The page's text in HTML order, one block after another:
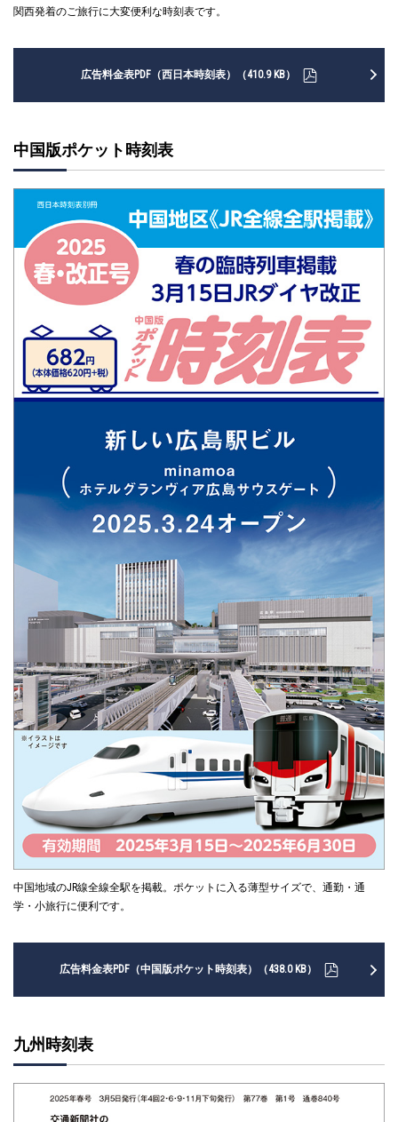
関西発着のご旅行に大変便利な時刻表です。
広告料金表PDF（西日本時刻表）（410.9 KB）
中国版ポケット時刻表
中国地域のJR線全線全駅を掲載。ポケットに入る薄型サイズで、通勤・通
学・小旅行に便利です。
広告料金表PDF（中国版ポケット時刻表）（438.0 KB）
九州時刻表